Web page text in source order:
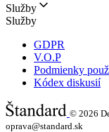
Služby
Služby
GDPR
V.O.P
Podmienky
Kódex diskusií
© 2026
oprava@standard.sk